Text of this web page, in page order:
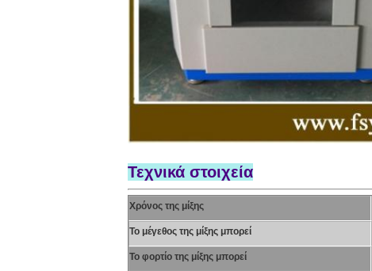
Τεχνικά στοιχεία
Χρόνος της μίξης
Το μέγεθος της μίξης μπορεί
Το φορτίο της μίξης μπορεί